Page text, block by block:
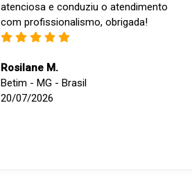
atenciosa e conduziu o atendimento
com profissionalismo, obrigada!
Rosilane M.
Betim - MG - Brasil
20/07/2026